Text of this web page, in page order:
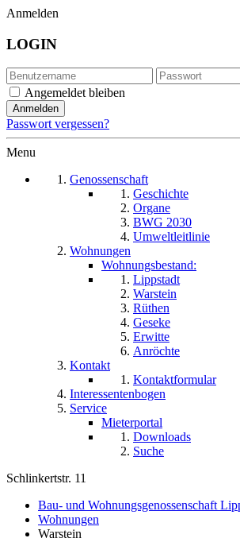
Anmelden
LOGIN
Angemeldet bleiben
Passwort vergessen?
Menu
Genossenschaft
Geschichte
Organe
BWG 2030
Umweltleitlinie
Wohnungen
Wohnungsbestand:
Lippstadt
Warstein
Rüthen
Geseke
Erwitte
Anröchte
Kontakt
Kontaktformular
Interessentenbogen
Service
Mieterportal
Downloads
Suche
Schlinkertstr. 11
Bau- und Wohnungsgenossenschaft
Wohnungen
Warstein